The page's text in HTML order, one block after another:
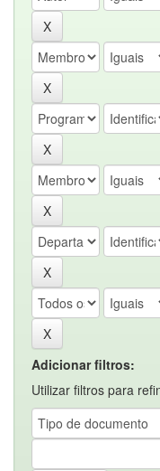
Adicionar filtros:
Utilizar filtros para